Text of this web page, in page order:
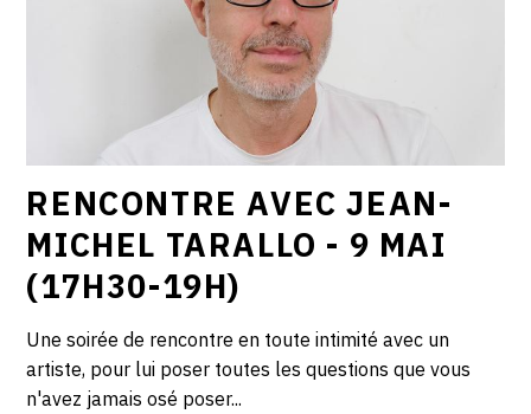
RENCONTRE AVEC JEAN-
MICHEL TARALLO - 9 MAI
(17H30-19H)
Une soirée de rencontre en toute intimité avec un
artiste, pour lui poser toutes les questions que vous
n'avez jamais osé poser...